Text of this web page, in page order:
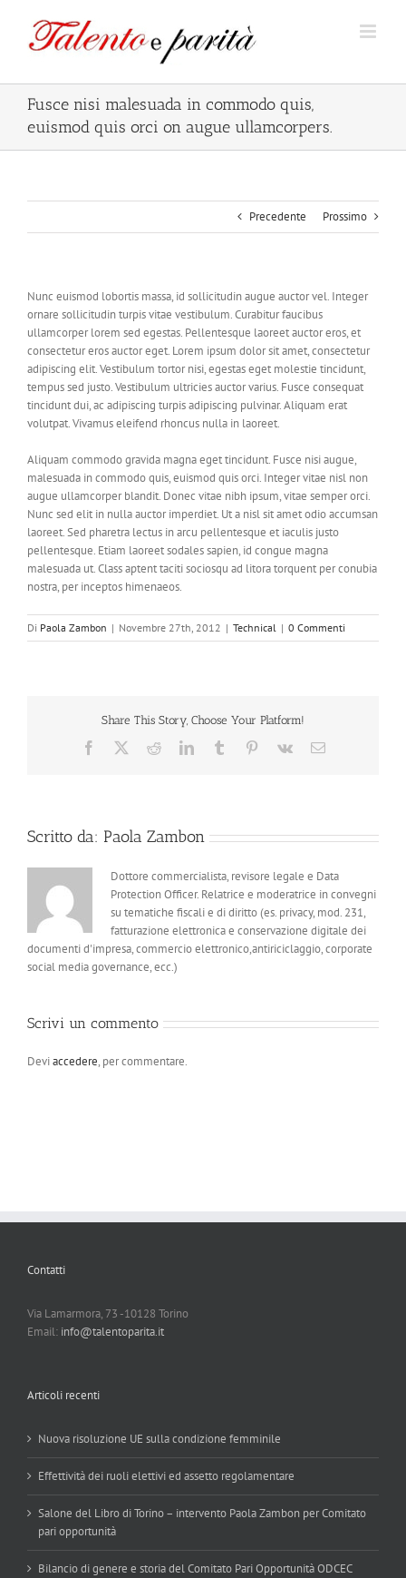
contenuto
Fusce nisi malesuada in commodo quis,
euismod quis orci on augue ullamcorpers.
Precedente Prossimo
Nunc euismod lobortis massa, id sollicitudin augue auctor vel. Integer
ornare sollicitudin turpis vitae vestibulum. Curabitur faucibus
ullamcorper lorem sed egestas. Pellentesque laoreet auctor eros, et
consectetur eros auctor eget. Lorem ipsum dolor sit amet, consectetur
adipiscing elit. Vestibulum tortor nisi, egestas eget molestie tincidunt,
tempus sed justo. Vestibulum ultricies auctor varius. Fusce consequat
tincidunt dui, ac adipiscing turpis adipiscing pulvinar. Aliquam erat
volutpat. Vivamus eleifend rhoncus nulla in laoreet.
Aliquam commodo gravida magna eget tincidunt. Fusce nisi augue,
malesuada in commodo quis, euismod quis orci. Integer vitae nisl non
augue ullamcorper blandit. Donec vitae nibh ipsum, vitae semper orci.
Nunc sed elit in nulla auctor imperdiet. Ut a nisl sit amet odio accumsan
laoreet. Sed pharetra lectus in arcu pellentesque et iaculis justo
pellentesque. Etiam laoreet sodales sapien, id congue magna
malesuada ut. Class aptent taciti sociosqu ad litora torquent per conubia
nostra, per inceptos himenaeos.
Di Paola Zambon | Novembre 27th, 2012 | Technical | 0 Commenti
Share This Story, Choose Your Platform!
Facebook RedditLinkedInTumblr Pinterest
Vk Email
Scritto da: Paola Zambon
Dottore commercialista, revisore legale e Data
Protection Officer. Relatrice e moderatrice in convegni
su tematiche fiscali e di diritto (es. privacy, mod. 231,
fatturazione elettronica e conservazione digitale dei
documenti d'impresa, commercio elettronico,antiriciclaggio, corporate
social media governance, ecc.)
Scrivi un commento
Deviaccedere, per commentare.
Contatti
Via Lamarmora, 73 -10128 Torino
Email: info@talentoparita.it
Articoli recenti
Nuova risoluzione UE sulla condizione femminile
Effettività dei ruoli elettivi ed assetto regolamentare
Salone del Libro di Torino – intervento Paola Zambon per Comitato
pari opportunità
Bilancio di genere e storia del Comitato Pari Opportunità ODCEC